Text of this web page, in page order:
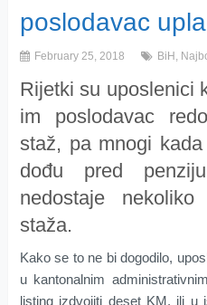
poslodavac
February 25, 2018 BiH,
Rijetki su uposlenici
im poslodavac
staž, pa mnogi
dođu pred
nedostaje
staža.
Kako se to ne bi dogodilo,
u kantonalnim
listing izdvojiti deset KM, ili u